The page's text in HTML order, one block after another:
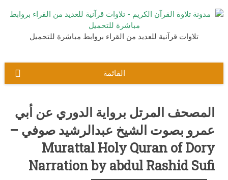
إلى
تلاوات قرآنية للعديد من القراء بروابط مباشرة للتحميل
القائمة
المصحف المرتل برواية الدوري عن أبي
عمرو بصوت الشيخ عبدالرشيد صوفي –
Murattal Holy Quran of Dory
Narration by abdul Rashid Sufi